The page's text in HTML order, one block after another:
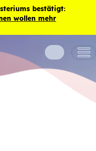
bestätigt:
wollen mehr